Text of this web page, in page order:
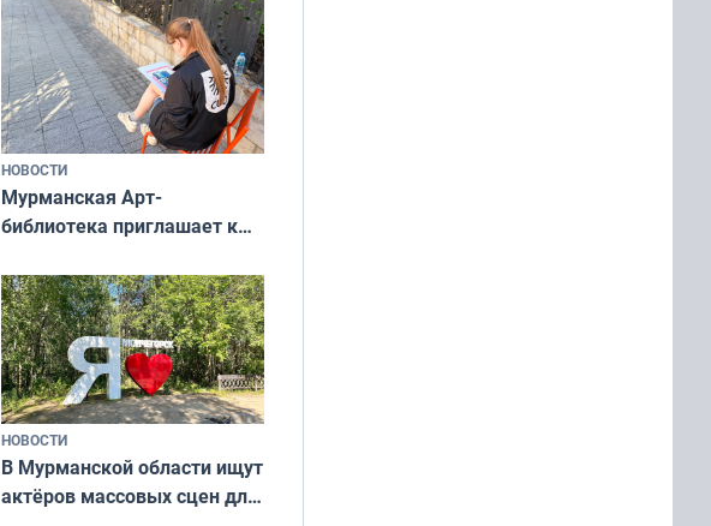
НОВОСТИ
Мурманская Арт-
библиотека приглашает к
и фотографов
НОВОСТИ
В Мурманской области ищут
актёров массовых сцен для